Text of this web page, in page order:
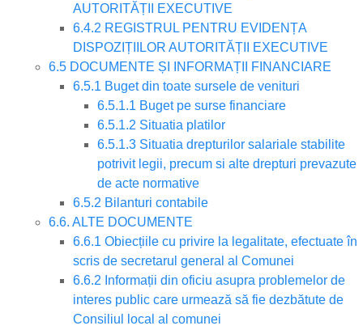
AUTORITĂȚII EXECUTIVE
6.4.2 REGISTRUL PENTRU EVIDENȚA
DISPOZIȚIILOR AUTORITĂȚII EXECUTIVE
6.5 DOCUMENTE ȘI INFORMAȚII FINANCIARE
6.5.1 Buget din toate sursele de venituri
6.5.1.1 Buget pe surse financiare
6.5.1.2 Situatia platilor
6.5.1.3 Situatia drepturilor salariale stabilite
potrivit legii, precum si alte drepturi prevazute
de acte normative
6.5.2 Bilanturi contabile
6.6. ALTE DOCUMENTE
6.6.1 Obiecțiile cu privire la legalitate, efectuate în
scris de secretarul general al Comunei
6.6.2 Informații din oficiu asupra problemelor de
interes public care urmează să fie dezbătute de
Consiliul local al comunei